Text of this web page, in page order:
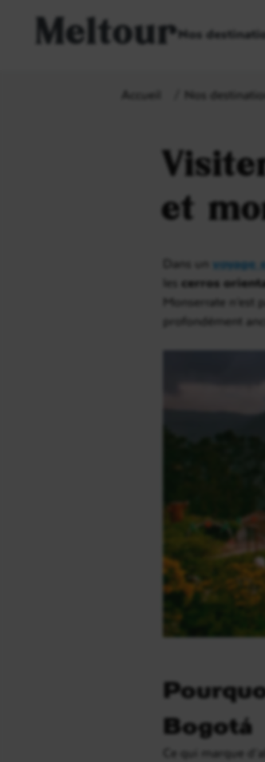
MeltourNos
Accueil Nos
et
Dans un voyage
les cerros
Monserrate n’est
profondément
Bogotá
Ce qui marque